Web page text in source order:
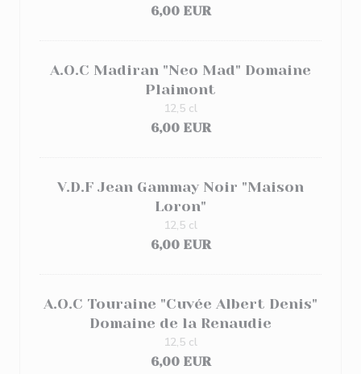
6,00 EUR
A.O.C Madiran "Neo Mad" Domaine
Plaimont
6,00 EUR
12,5 cl
V.D.F Jean Gammay Noir "Maison
Loron"
6,00 EUR
12,5 cl
A.O.C Touraine "Cuvée Albert Denis"
Domaine de la Renaudie
6,00 EUR
12,5 cl